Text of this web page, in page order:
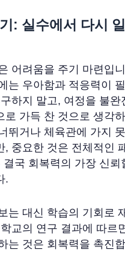
: 실수에서 다시
어려움을 주기 마련입
는 우아함과 적응력이
하지 말고, 여정을 불완
로 가득 찬 것으로 생각
뛰거나 체육관에 가지
, 중요한 것은 전체적인
국 회복력의 가장 신뢰
.
는 대신 학습의 기회로
교의 연구 결과에 따르
는 것은 회복력을 촉진